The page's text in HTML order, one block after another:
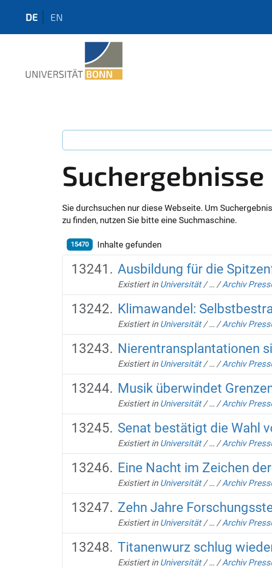
DE EN
Suchergebnisse
Sie durchsuchen nur diese Webseite. Um
zu finden, nutzen Sie bitte eine Suchmaschine.
15470 Inhalte gefunden
Ausbildung für die
Existiert in Universität /… /Archiv
Klimawandel:
Existiert in Universität /… /Archiv
Nierentransplantationen
Existiert in Universität /… /Archiv
Musik überwindet
Existiert in Universität /… /Archiv
Senat bestätigt die Wahl
Existiert in Universität /… /Archiv
Eine Nacht im Zeichen
Existiert in Universität /… /Archiv
Zehn Jahre
Existiert in Universität /… /Archiv
Titanenwurz schlug
Existiert in Universität /… /Archiv